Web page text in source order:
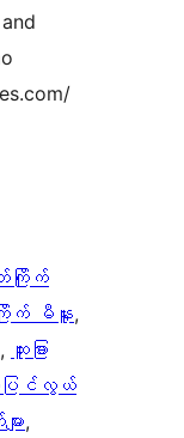
ကြိုက်
က် မီနူး
, ထူးခြား
ယ်ပြင်လွယ်
ား